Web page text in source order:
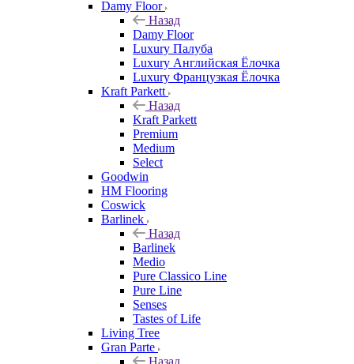
Damy Floor
Назад
Damy Floor
Luxury Палуба
Luxury Английская Ёлочка
Luxury Французкая Ёлочка
Kraft Parkett
Назад
Kraft Parkett
Premium
Medium
Select
Goodwin
HM Flooring
Coswick
Barlinek
Назад
Barlinek
Medio
Pure Classico Line
Pure Line
Senses
Tastes of Life
Living Tree
Gran Parte
Назад